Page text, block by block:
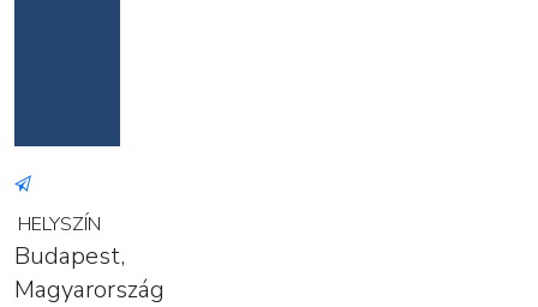
HELYSZÍN
Budapest,
Magyarország